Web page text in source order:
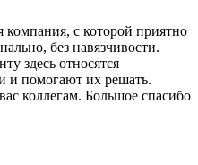
с которой приятно
без навязчивости.
здесь относятся
и помогают их решать.
коллегам. Большое спасибо